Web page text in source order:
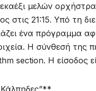
μελών
στις 21:15. Υπό τη
ένα πρόγραμμα
Η σύνθεσή της
section. Η είσοδος